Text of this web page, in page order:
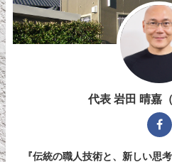
代表 岩田 晴嘉
『伝統の職人技術と、新しい思